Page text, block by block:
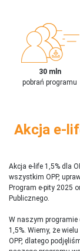
30 mln
pobrań programu
Akcja e-
Akcja e-life 1,5% dla
wszystkim OPP,
Program e-pity 2025
Publicznego.
W naszym programie
1,5%. Wiemy, że
OPP, dlatego